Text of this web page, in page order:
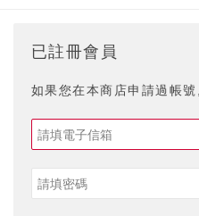
已註冊會員
如果您在本商店申請過帳號